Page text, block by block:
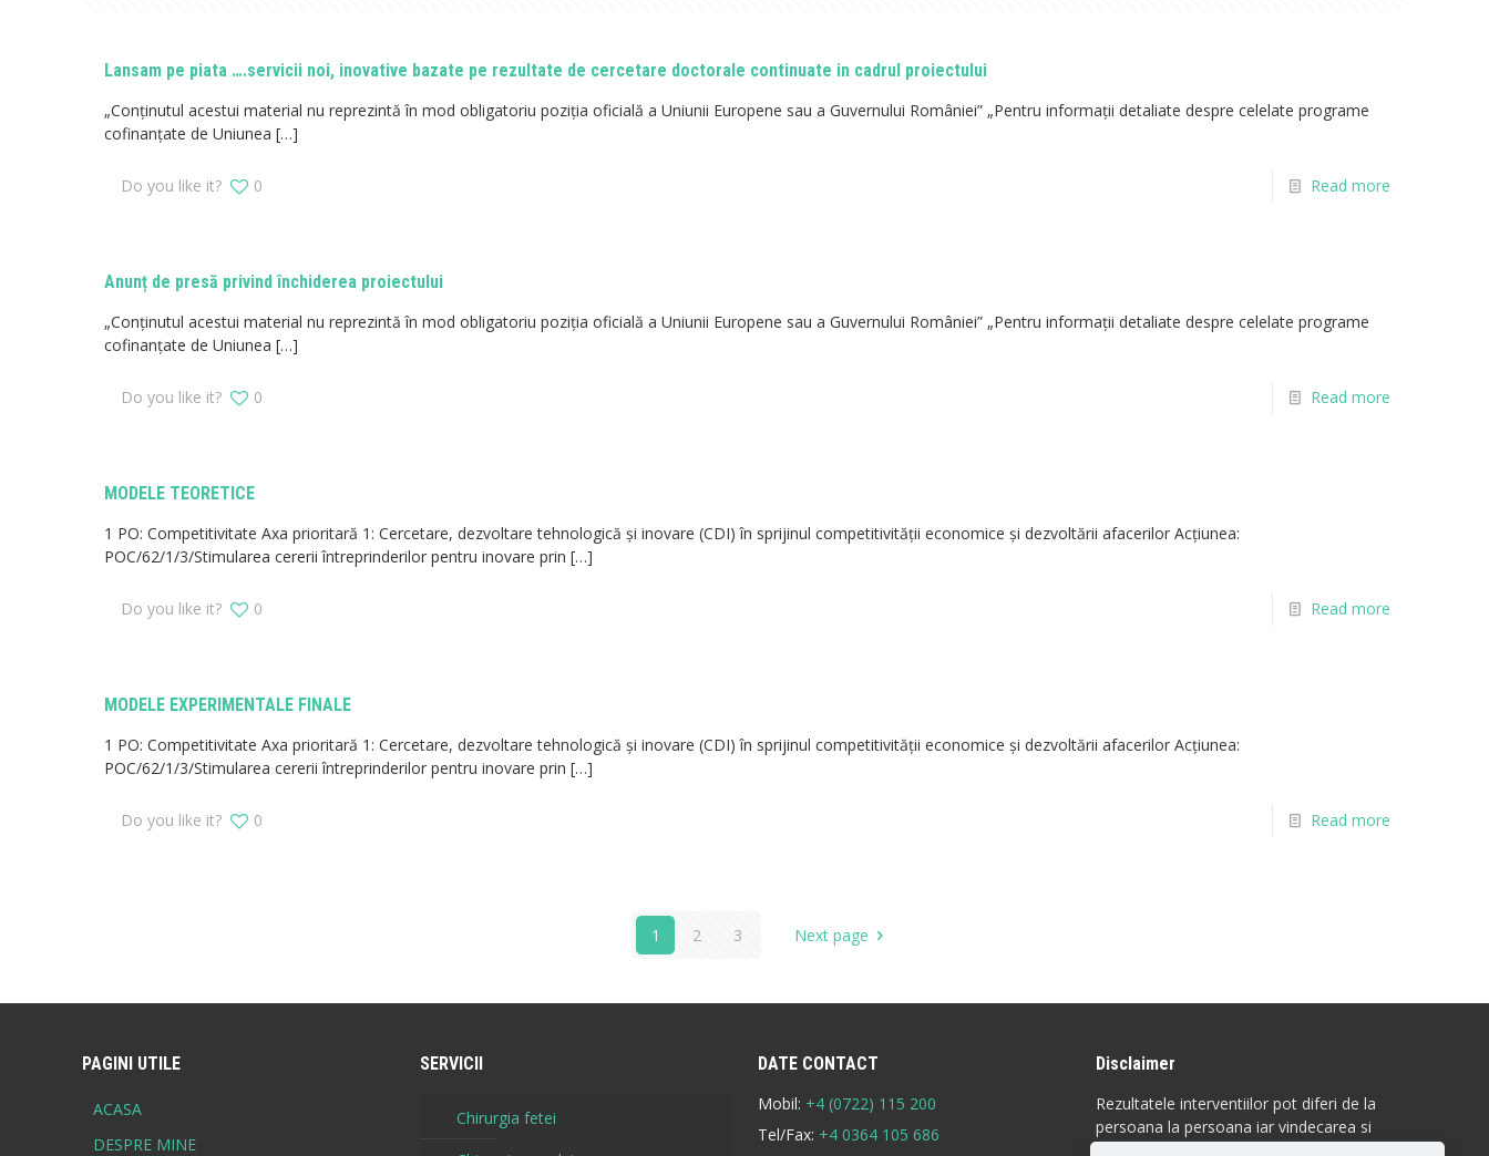
Lansam pe piata ….servicii noi, inovative bazate pe rezultate de cercetare doctorale continuate in cadrul proiectului
„Conţinutul acestui material nu reprezintă în mod obligatoriu poziţia oficială a Uniunii Europene sau a Guvernului României” „Pentru informații detaliate despre celelate programe
cofinanțate de Uniunea […]
Do you like it? 0 Read more
Anunț de presă privind închiderea proiectului
„Conţinutul acestui material nu reprezintă în mod obligatoriu poziţia oficială a Uniunii Europene sau a Guvernului României” „Pentru informații detaliate despre celelate programe
cofinanțate de Uniunea […]
Do you like it? 0 Read more
MODELE TEORETICE
1 PO: Competitivitate Axa prioritară 1: Cercetare, dezvoltare tehnologică și inovare (CDI) în sprijinul competitivităţii economice și dezvoltării afacerilor Acțiunea:
POC/62/1/3/Stimularea cererii întreprinderilor pentru inovare prin […]
Do you like it? 0 Read more
MODELE EXPERIMENTALE FINALE
1 PO: Competitivitate Axa prioritară 1: Cercetare, dezvoltare tehnologică și inovare (CDI) în sprijinul competitivităţii economice și dezvoltării afacerilor Acțiunea:
POC/62/1/3/Stimularea cererii întreprinderilor pentru inovare prin […]
Do you like it? 0 Read more
1 2 3 Next page
PAGINI UTILE
ACASA
DESPRE MINE
SERVICII
Chirurgia fetei
DATE CONTACT
Mobil: +4 (0722) 115 200
Tel/Fax: +4 0364 105 686
Disclaimer
Rezultatele interventiilor pot diferi de la
persoana la persoana iar vindecarea si